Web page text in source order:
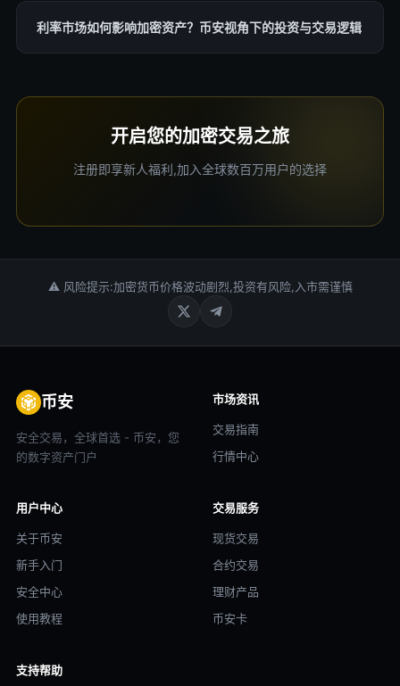
利率市场如何影响加密资产？币安视角下的投资与交易逻辑
开启您的加密交易之旅
注册即享新人福利,加入全球数百万用户的选择
⚠ 风险提示:加密货币价格波动剧烈,投资有风险,入市需谨慎
币安
安全交易，全球首选 - 币安，您
的数字资产门户
市场资讯
交易指南
行情中心
用户中心
关于币安
新手入门
安全中心
使用教程
交易服务
现货交易
合约交易
理财产品
币安卡
支持帮助